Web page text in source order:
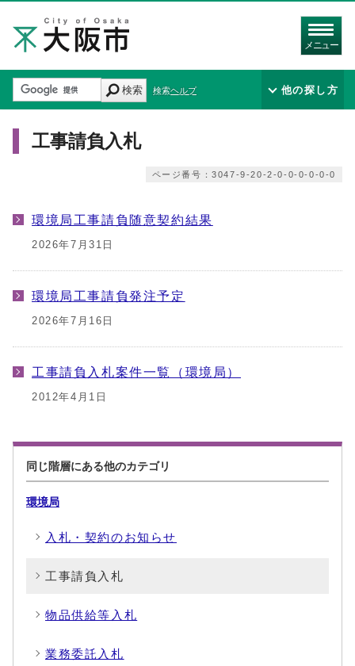
メニュー
検索 検索ヘルプ 他の探し方
工事請負入札
ページ番号：3047-9-20-2-0-0-0-0-0-0
環境局工事請負随意契約結果
2026年7月31日
環境局工事請負発注予定
2026年7月16日
工事請負入札案件一覧（環境局）
2012年4月1日
同じ階層にある他のカテゴリ
環境局
入札・契約のお知らせ
工事請負入札
物品供給等入札
業務委託入札